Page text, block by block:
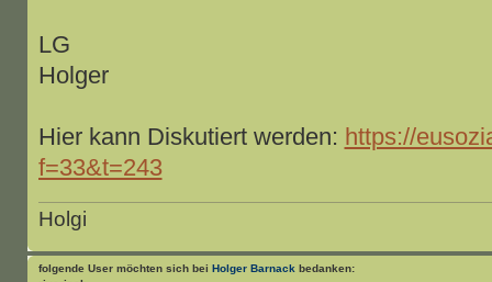
LG
Holger
Hier kann Diskutiert werden: https://
f=33&t=243
Holgi
folgende User möchten sich bei Holger Barnack bedanken: